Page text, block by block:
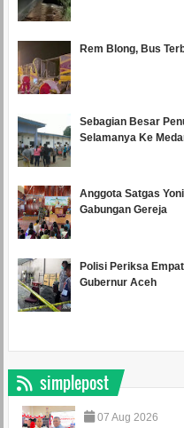
Rem Blong, Bus
Sebagian Besar
Selamanya Ke
Anggota Satgas
Gabungan Gereja
Polisi Periksa
Gubernur Aceh
simplepost
07 Aug 2026